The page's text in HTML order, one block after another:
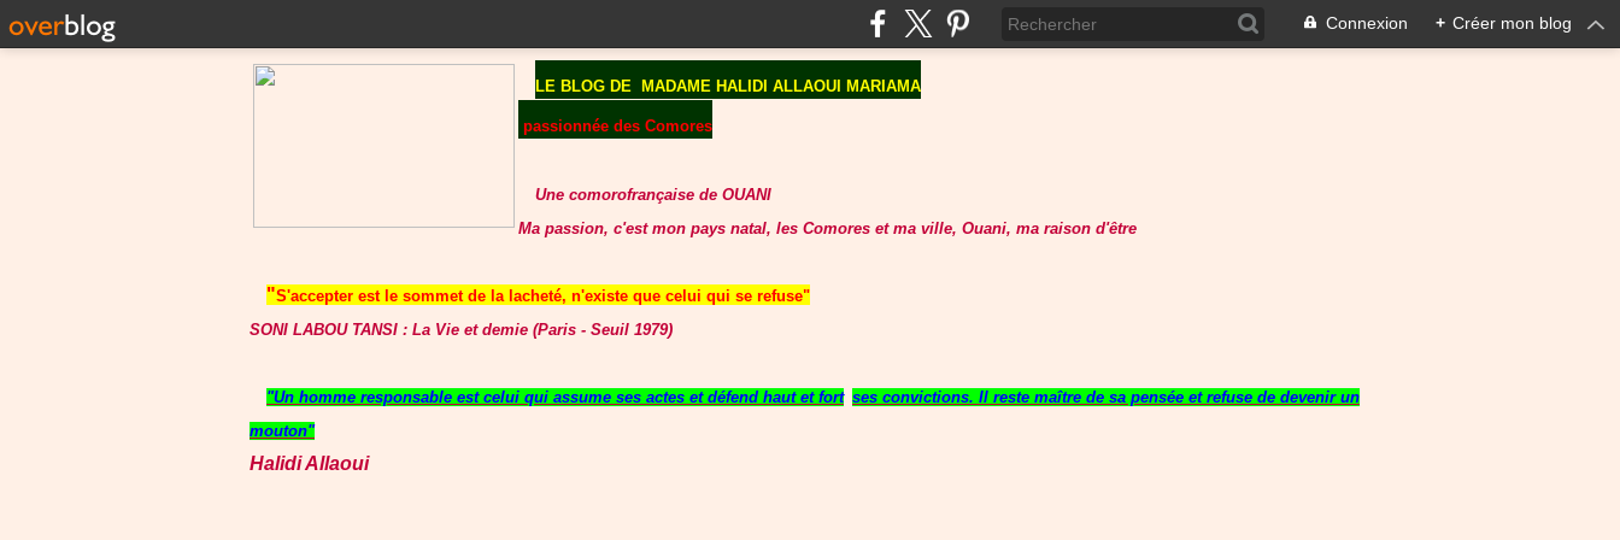
Connexion + Créer mon blog
LE BLOG DE MADAME HALIDI ALLAOUI MARIAMA
passionnée des Comores
Une comorofrançaise de OUANI
Ma passion, c'est mon pays natal, les Comores et ma ville, Ouani, ma raison d'être
"S'accepter est le sommet de la lacheté, n'existe que celui qui se refuse"
SONI LABOU TANSI : La Vie et demie (Paris - Seuil 1979)
"Un homme responsable est celui qui assume ses actes et défend haut et fort ses convictions. Il reste maître de sa pensée et refuse de devenir un
mouton"
Halidi Allaoui